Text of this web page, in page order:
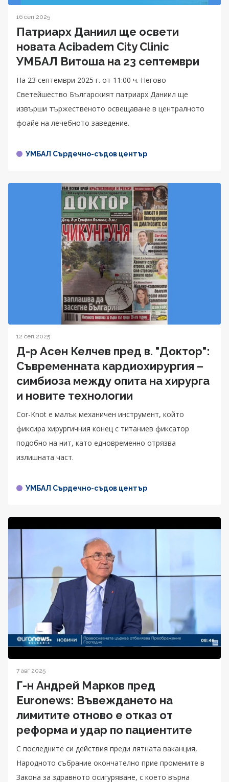
16 сеп 2025
Патриарх Даниил ще освети
новата Acibadem City Clinic
УМБАЛ Витоша на 23 септември
На 23 септември 2025 г. от 11:00 ч. Негово
Светейшество Българският патриарх Даниил ще
извърши тържественото освещаване в централното
фоайе на лечебното заведение.
УМБАЛ Сърдечно-съдов център
12 сеп 2025
Д-р Асен Келчев пред в. "Доктор":
Съвременната кардиохирургия –
симбиоза между опита на хирурга
и новите технологии
Cor-Knot е малък механичен инструмент, който
фиксира хирургичния конец с титаниев фиксатор
подобно на нит, като едновременно отрязва
излишната част.
УМБАЛ Сърдечно-съдов център
7 авг 2025
Г-н Андрей Марков пред
Euronews: Въвеждането на
лимитите отново е отказ от
реформа и удар по пациентите
С последните си действия преди лятната ваканция,
Народното събрание окончателно прие промените в
Закона за здравното осигуряване, с което върна